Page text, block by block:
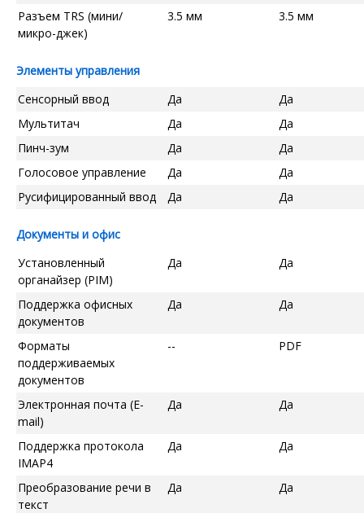
Разъем TRS (мини/
микро-джек)
3.5 мм 3.5 мм
Элементы управления
Сенсорный ввод
Да
Да
Мультитач
Да
Да
Пинч-зум
Да
Да
Голосовое управление
Да
Да
Русифицированный ввод
Да Да
Документы и офис
Установленный
органайзер (PIM)
Да Да
Поддержка офисных
документов
Да Да
Форматы
поддерживаемых
документов
-- PDF
Электронная почта (E-
mail)
Да Да
Поддержка протокола
IMAP4
Да Да
Преобразование речи в
текст
Да Да